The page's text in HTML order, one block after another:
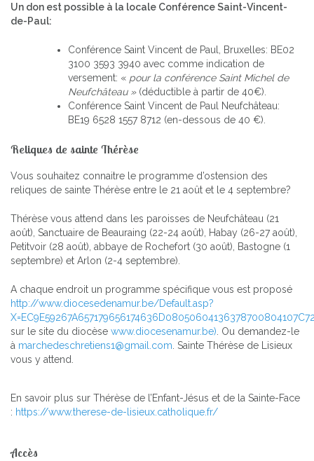
Un don est possible à la locale Conférence Saint-Vincent-
de-Paul:
Conférence Saint Vincent de Paul, Bruxelles: BE02
3100 3593 3940 avec comme indication de
versement: « pour la conférence Saint Michel de
Neufchâteau »(déductible à partir de 40€).
Conférence Saint Vincent de Paul Neufchâteau:
BE19 6528 1557 8712 (en-dessous de 40 €).
Reliques de sainte Thérèse
Vous souhaitez connaitre le programme d’ostension des
reliques de sainte Thérèse entre le 21 août et le 4 septembre?
Thérèse vous attend dans les paroisses de Neufchâteau (21
août), Sanctuaire de Beauraing (22-24 août), Habay (26-27 août),
Petitvoir (28 août), abbaye de Rochefort (30 août), Bastogne (1
septembre) et Arlon (2-4 septembre).
A chaque endroit un programme spécifique vous est proposé
http://www.diocesedenamur.be/Default.asp?
sur le site du diocèse www.diocesenamur.be) . Ou demandez-le
à marchedeschretiens1@gmail.com . Sainte Thérèse de Lisieux
vous y attend.
En savoir plus sur Thérèse de l’Enfant-Jésus et de la Sainte-Face
: https://www.therese-de-lisieux.catholique.fr/
Accès